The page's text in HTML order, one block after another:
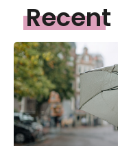
Recent